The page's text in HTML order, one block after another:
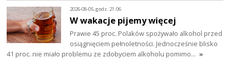
2026-08-05, godz. 21:06
W wakacje pijemy więcej
Prawie 45 proc. Polaków spożywało alkohol przed
osiągnięciem pełnoletności. Jednocześnie blisko
41 proc. nie miało problemu ze zdobyciem alkoholu pomimo… »